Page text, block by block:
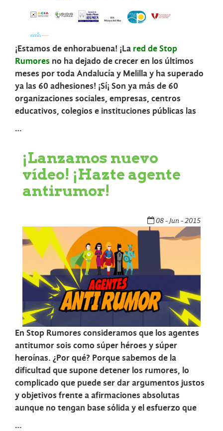
¡Estamos de enhorabuena! ¡La red de Stop
Rumores no ha dejado de crecer en los últimos
meses por toda Andalucía y Melilla y ha superado
ya las 60 adhesiones! ¡Sí¡ Son ya más de 60
organizaciones sociales, empresas, centros
educativos, colegios e instituciones públicas las
…
¡Lanzamos nuevo
vídeo! ¡Hazte agente
antirumor!
08 - Jun - 2015
En Stop Rumores consideramos que los agentes
antitumor sois como súper héroes y súper
heroínas. ¿Por qué? Porque sabemos de la
dificultad que supone detener los rumores, lo
complicado que puede ser dar argumentos justos
y objetivos frente a afirmaciones absolutas
aunque no tengan base sólida y el esfuerzo que
…